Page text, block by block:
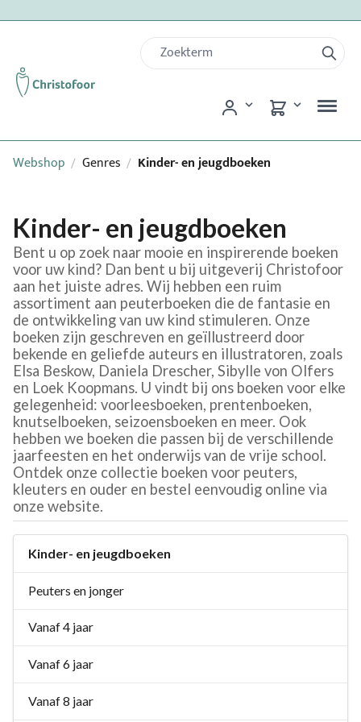
Webshop / Genres / Kinder- en jeugdboeken
Kinder- en jeugdboeken
Bent u op zoek naar mooie en inspirerende boeken
voor uw kind? Dan bent u bij uitgeverij Christofoor
aan het juiste adres. Wij hebben een ruim
assortiment aan peuterboeken die de fantasie en
de ontwikkeling van uw kind stimuleren. Onze
boeken zijn geschreven en geïllustreerd door
bekende en geliefde auteurs en illustratoren, zoals
Elsa Beskow, Daniela Drescher, Sibylle von Olfers
en Loek Koopmans. U vindt bij ons boeken voor elke
gelegenheid: voorleesboeken, prentenboeken,
knutselboeken, seizoensboeken en meer. Ook
hebben we boeken die passen bij de verschillende
jaarfeesten en het onderwijs van de vrije school.
Ontdek onze collectie boeken voor peuters,
kleuters en ouder en bestel eenvoudig online via
onze website.
Kinder- en jeugdboeken
Peuters en jonger
Vanaf 4 jaar
Vanaf 6 jaar
Vanaf 8 jaar